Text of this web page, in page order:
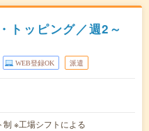
トッピング／週2～
WEB登録OK 派遣
※工場シフトによる